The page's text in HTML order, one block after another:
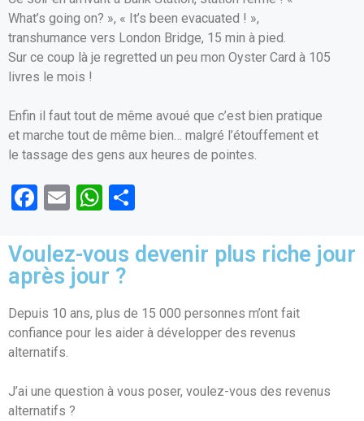
What’s going on? », « It’s been evacuated ! »,
transhumance vers London Bridge, 15 min à pied.
Sur ce coup là je regretted un peu mon Oyster Card à 105
livres le mois !
Enfin il faut tout de même avoué que c’est bien pratique
et marche tout de même bien… malgré l’étouffement et
le tassage des gens aux heures de pointes.
F
ce
b
o
o
k
E
ail
W
at
s
A
p
ta
er
Voulez-vous devenir plus riche jour
après jour ?
Depuis 10 ans, plus de 15 000 personnes m’ont fait
confiance pour les aider à développer des revenus
alternatifs.
J’ai une question à vous poser, voulez-vous des revenus
alternatifs ?